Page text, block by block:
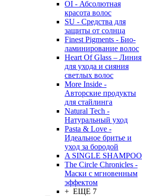
OI - Абсолютная
красота волос
SU - Средства для
защиты от солнца
Finest Pigments - Био-
ламинирование волос
Heart Of Glass – Линия
для ухода и сияния
светлых волос
More Inside -
Авторские продукты
для стайлинга
Natural Tech -
Натуральный уход
Pasta & Love -
Идеальное бритье и
уход за бородой
A SINGLE SHAMPOO
The Circle Chronicles -
Маски с мгновенным
эффектом
+ ЕЩЕ 7